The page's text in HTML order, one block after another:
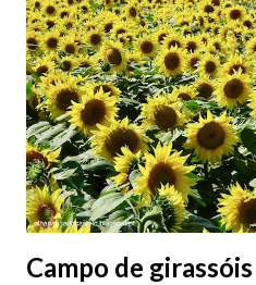
Campo de